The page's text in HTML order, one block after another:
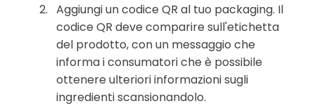
Aggiungi un codice QR al tuo packaging. Il
codice QR deve comparire sull'etichetta
del prodotto, con un messaggio che
informa i consumatori che è possibile
ottenere ulteriori informazioni sugli
ingredienti scansionandolo.